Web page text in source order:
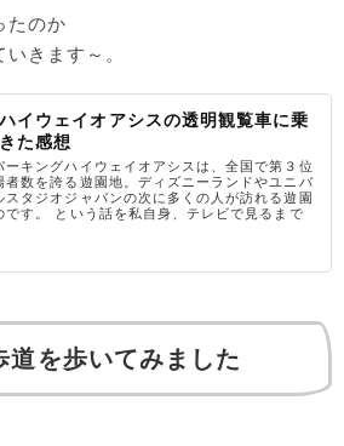
たのか
きます～。
イウェイオアシスの透明観覧車に乗
た感想
ーキングハイウェイオアシスは、全国で第３位
者数を誇る遊園地。ディズニーランドやユニバ
スタジオジャパンの次に多くの人が訪れる遊園
です。 という話を私自身、テレビで見るまで
道を歩いてみました